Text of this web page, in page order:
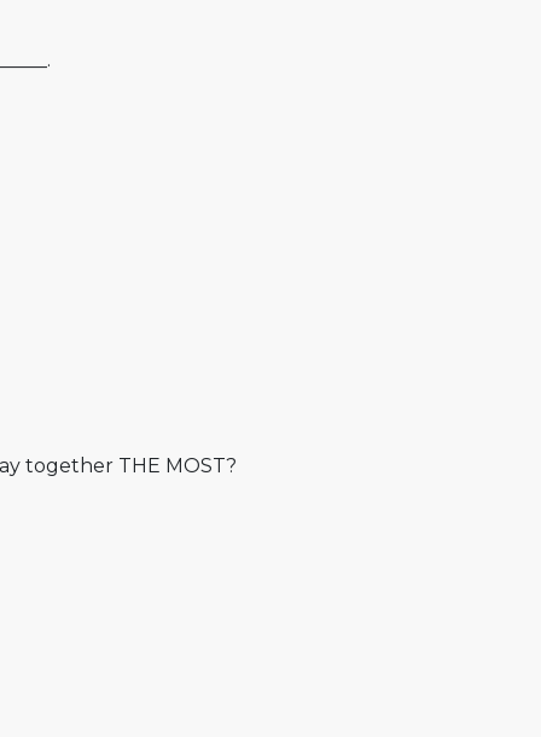
together THE MOST?